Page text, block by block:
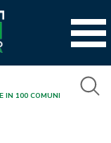
IN 100 COMUNI